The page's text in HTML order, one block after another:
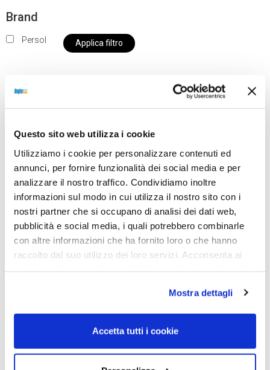
Questo sito web utilizza i cookie
Utilizziamo i cookie per personalizzare contenuti ed
annunci, per fornire funzionalità dei social media e per
analizzare il nostro traffico. Condividiamo inoltre
informazioni sul modo in cui utilizza il nostro sito con i
nostri partner che si occupano di analisi dei dati web,
pubblicità e social media, i quali potrebbero combinarle
con altre informazioni che ha fornito loro o che hanno
raccolto dal suo utilizzo dei loro servizi. Acconsenta ai
Mostra dettagli
Accetta tutti i cookie
Brand
Persol Applica filtro
nostro negozio non saranno disponibili per la
da OTTICA DIOPTER
Showing the single result